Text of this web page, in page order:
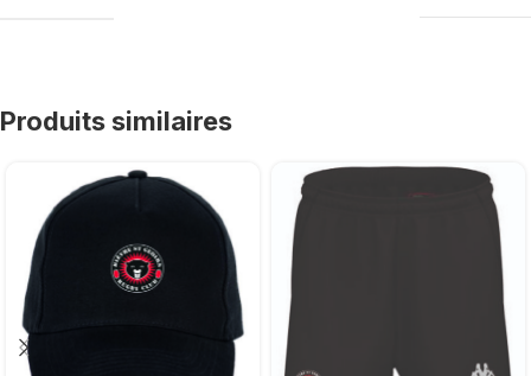
Produits similaires